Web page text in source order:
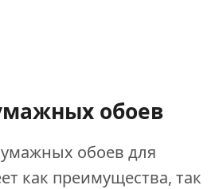
обоев
обоев для
как преимущества, так